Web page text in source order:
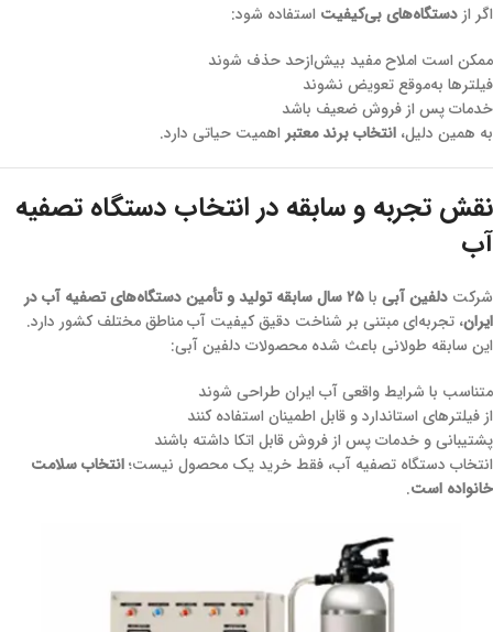
اگر از دستگاه‌های بی‌کیفیت استفاده شود:
ممکن است املاح مفید بیش‌ازحد حذف شوند
فیلترها به‌موقع تعویض نشوند
خدمات پس از فروش ضعیف باشد
به همین دلیل، انتخاب برند معتبر اهمیت حیاتی دارد.
نقش تجربه و سابقه در انتخاب دستگاه تصفیه
آب
شرکت دلفین آبی با
۲۵ سال سابقه تولید و تأمین دستگاه‌های تصفیه آب در
ایران، تجربه‌ای مبتنی بر شناخت دقیق کیفیت آب مناطق مختلف کشور دارد.
این سابقه طولانی باعث شده محصولات دلفین آبی:
متناسب با شرایط واقعی آب ایران طراحی شوند
از فیلترهای استاندارد و قابل اطمینان استفاده کنند
پشتیبانی و خدمات پس از فروش قابل اتکا داشته باشند
انتخاب دستگاه تصفیه آب، فقط خرید یک محصول نیست؛انتخاب سلامت
خانواده است.